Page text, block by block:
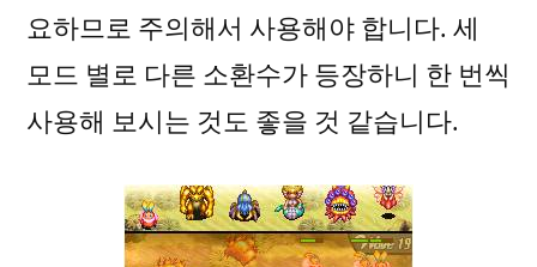
요하므로 주의해서 사용해야 합니다. 세
모드 별로 다른 소환수가 등장하니 한 번씩
사용해 보시는 것도 좋을 것 같습니다.